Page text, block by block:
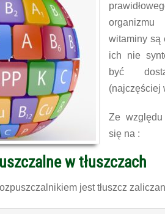
witaminy są
ich nie
być
(najczęściej
Ze
się na :
w tłuszczach
jest tłuszcz